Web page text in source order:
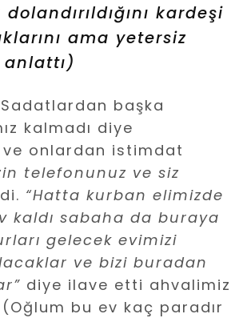
kardeşi
ama yetersiz
anlattı)
Sadatlardan başka
kalmadı diye
ve onlardan istimdat
telefonunuz ve siz
“Hatta kurban elimizde
kaldı sabaha da buraya
gelecek evimizi
ve bizi buradan
diye ilave etti ahvalimiz
bu ev kaç paradır